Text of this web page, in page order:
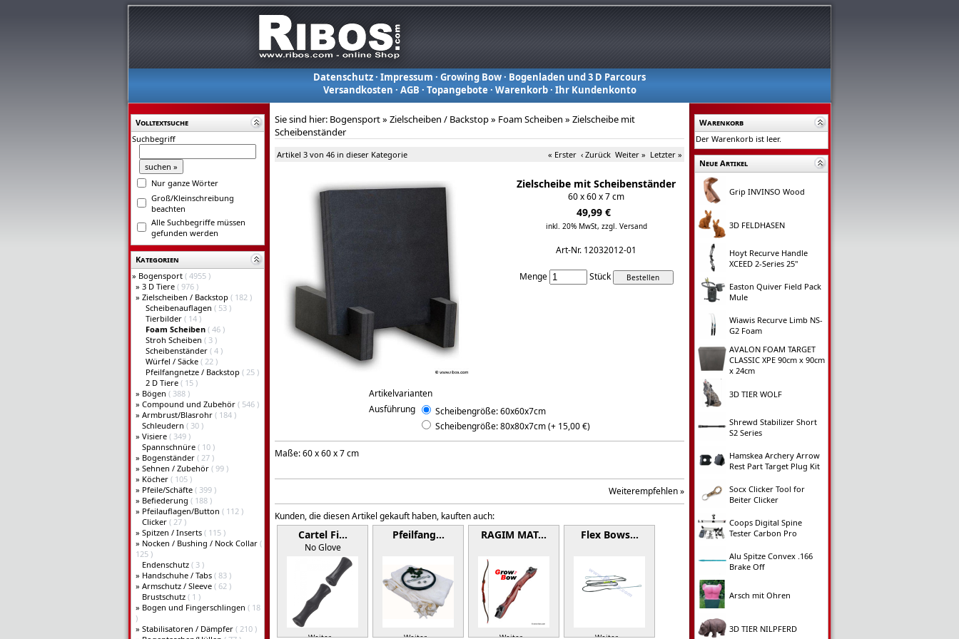
Datenschutz· Impressum · Growing Bow· Bogenladen und 3 D Parcours
Versandkosten · AGB · Topangebote · Warenkorb· Ihr Kundenkonto
Volltextsuche
Suchbegriff
Nur ganze Wörter
Groß/Kleinschreibung
beachten
Alle Suchbegriffe müssen
gefunden werden
Kategorien
» Bogensport ( 4955 )
» 3 D Tiere ( 976 )
» Zielscheiben / Backstop ( 182 )
Scheibenauflagen ( 53 )
Tierbilder ( 14 )
Foam Scheiben ( 46 )
Stroh Scheiben ( 3 )
Scheibenständer ( 4 )
Würfel / Säcke ( 22 )
Pfeilfangnetze / Backstop ( 25 )
2 D Tiere ( 15 )
» Bögen ( 388 )
» Compound und Zubehör ( 546 )
» Armbrust/Blasrohr ( 184 )
Schleudern ( 30 )
» Visiere ( 349 )
Spannschnüre ( 10 )
» Bogenständer ( 27 )
» Sehnen / Zubehör ( 99 )
» Köcher ( 105 )
» Pfeile/Schäfte ( 399 )
» Befiederung ( 188 )
» Pfeilauflagen/Button ( 112 )
Clicker ( 27 )
» Spitzen / Inserts ( 115 )
» Nocken / Bushing / Nock Collar (
125 )
Endenschutz ( 3 )
» Handschuhe / Tabs ( 83 )
» Armschutz / Sleeve ( 62 )
Brustschutz ( 1 )
» Bogen und Fingerschlingen ( 18
)
» Stabilisatoren / Dämpfer ( 210 )
Sie sind hier: Bogensport» Zielscheiben / Backstop» Foam Scheiben » Zielscheibe mit
Scheibenständer
Artikel 3 von 46 in dieser Kategorie « Erster ‹ Zurück Weiter » Letzter »
Zielscheibe mit Scheibenständer
60 x 60 x 7 cm
49,99 €
inkl. 20% MwSt, zzgl. Versand
Art-Nr. 12032012-01
Menge Stück
Artikelvarianten
Ausführung
Scheibengröße: 60x60x7cm
Scheibengröße: 80x80x7cm (+ 15,00 €)
Maße: 60 x 60 x 7 cm
Weiterempfehlen »
Kunden, die diesen Artikel gekauft haben, kauften auch:
Cartel Fi…
No Glove
Pfeilfang… RAGIM MAT… Flex Bows…
Warenkorb
Der Warenkorb ist leer.
Neue Artikel
Grip INVINSO Wood
3D FELDHASEN
Hoyt Recurve Handle
XCEED 2-Series 25"
Easton Quiver Field Pack
Mule
Wiawis Recurve Limb NS-
G2 Foam
AVALON FOAM TARGET
CLASSIC XPE 90cm x 90cm
x 24cm
3D TIER WOLF
Shrewd Stabilizer Short
S2 Series
Hamskea Archery Arrow
Rest Part Target Plug Kit
Socx Clicker Tool for
Beiter Clicker
Coops Digital Spine
Tester Carbon Pro
Alu Spitze Convex .166
Brake Off
Arsch mit Ohren
3D TIER NILPFERD